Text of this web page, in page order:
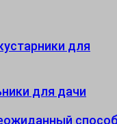
для
для дачи